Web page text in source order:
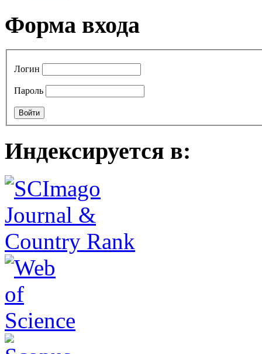
Форма входа
Логин
Пароль
Индексируется в: